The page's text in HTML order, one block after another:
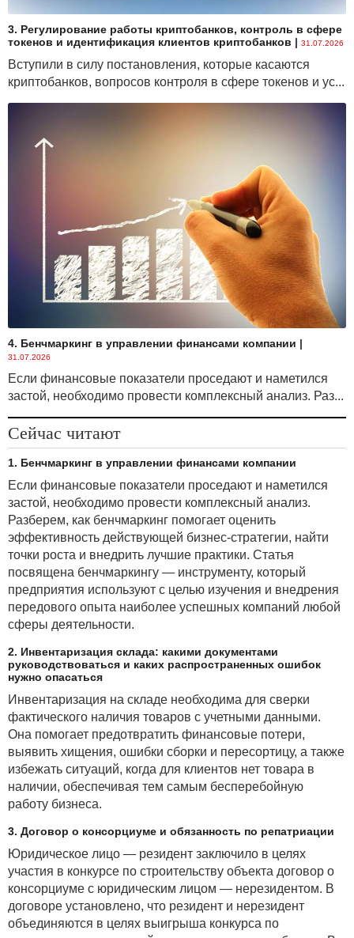
3. Регулирование работы криптобанков, контроль в сфере
токенов и идентификация клиентов криптобанков | 31.07.2026
Вступили в силу постановления, которые касаются
криптобанков, вопросов контроля в сфере токенов и ус...
4. Бенчмаркинг в управлении финансами компании |
31.07.2026
Если финансовые показатели проседают и наметился
застой, необходимо провести комплексный анализ. Раз...
Сейчас читают
1. Бенчмаркинг в управлении финансами компании
Если финансовые показатели проседают и наметился
застой, необходимо провести комплексный анализ.
Разберем, как бенчмаркинг помогает оценить
эффективность действующей бизнес-стратегии, найти
точки роста и внедрить лучшие практики. Статья
посвящена бенчмаркингу — инструменту, который
предприятия используют с целью изучения и внедрения
передового опыта наиболее успешных компаний любой
сферы деятельности.
2. Инвентаризация склада: какими документами
руководствоваться и каких распространенных ошибок
нужно опасаться
Инвентаризация на складе необходима для сверки
фактического наличия товаров с учетными данными.
Она помогает предотвратить финансовые потери,
выявить хищения, ошибки сборки и пересортицу, а также
избежать ситуаций, когда для клиентов нет товара в
наличии, обеспечивая тем самым бесперебойную
работу бизнеса.
3. Договор о консорциуме и обязанность по репатриации
Юридическое лицо — резидент заключило в целях
участия в конкурсе по строительству объекта договор о
консорциуме с юридическим лицом — нерезидентом. В
договоре установлено, что резидент и нерезидент
объединяются в целях выигрыша конкурса по